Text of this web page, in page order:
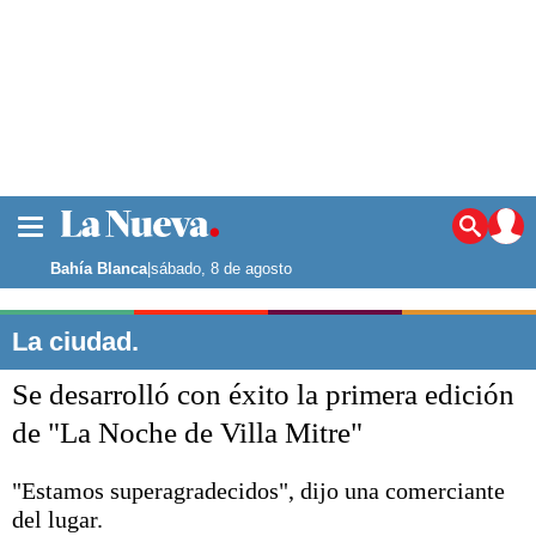
Noticias
La ciudad
Punta Alta
El mundo
Seguridad
Deportes
Escenario Olímpico
Bahía Blanca|sábado, 8 de agosto
La ciudad.
Se desarrolló con éxito la primera edición
de "La Noche de Villa Mitre"
"Estamos superagradecidos", dijo una comerciante
del lugar.